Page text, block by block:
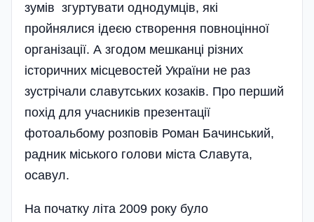
зумів згуртувати однодумців, які
пройнялися ідеєю створення повноцінної
організації. А згодом мешканці різних
історичних місцевостей України не раз
зустрічали славутських козаків. Про перший
похід для учасників презентації
фотоальбому розповів Роман Бачинський,
радник міського голови міста Славута,
осавул.
На початку літа 2009 року було